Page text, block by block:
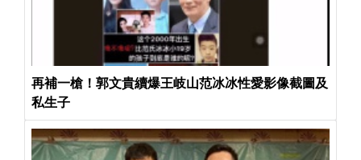
再補一槍！郭文貴續爆王岐山范冰冰性愛影像截圖及
私生子